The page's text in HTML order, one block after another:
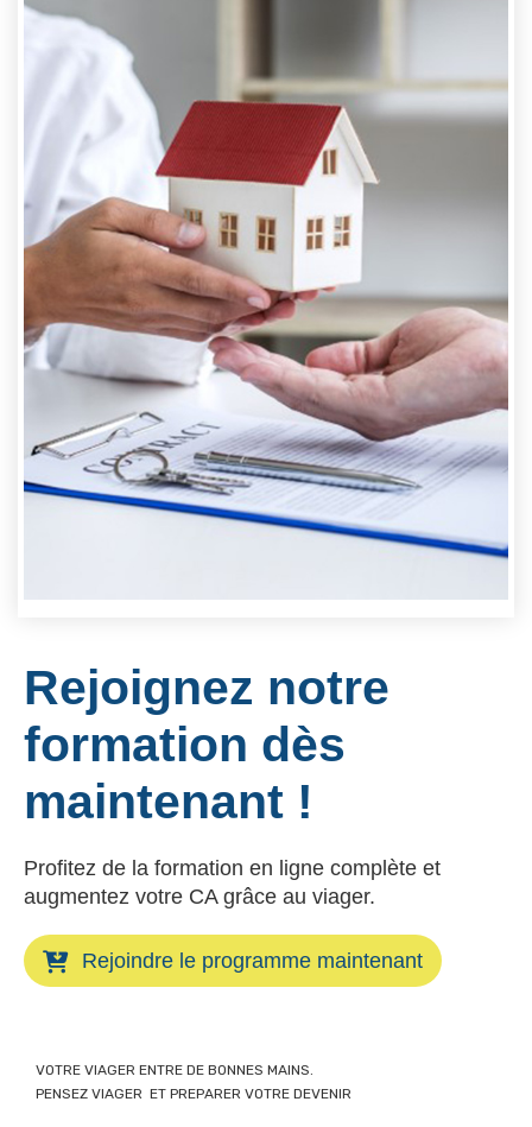
Rejoignez notre
formation dès
maintenant !
Profitez de la formation en ligne complète et
augmentez votre CA grâce au viager.
Rejoindre le programme maintenant
VOTRE VIAGER ENTRE DE BONNES MAINS.
PENSEZ VIAGER ET PREPARER VOTRE DEVENIR